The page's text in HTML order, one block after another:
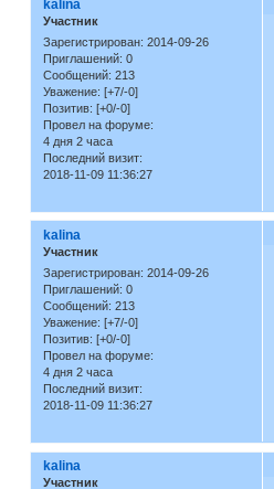
kalina
Участник
Зарегистрирован: 2014-09-26
Приглашений: 0
Сообщений: 213
Уважение: [+7/-0]
Позитив: [+0/-0]
Провел на форуме:
4 дня 2 часа
Последний визит:
2018-11-09 11:36:27
kalina
Участник
Зарегистрирован: 2014-09-26
Приглашений: 0
Сообщений: 213
Уважение: [+7/-0]
Позитив: [+0/-0]
Провел на форуме:
4 дня 2 часа
Последний визит:
2018-11-09 11:36:27
kalina
Участник